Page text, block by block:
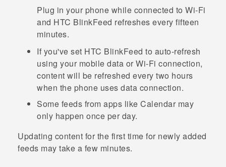
Plug in your phone while connected to Wi‍-Fi
and HTC BlinkFeed refreshes every fifteen
minutes.
If you've set HTC BlinkFeed to auto-refresh
using your mobile data or Wi‍-Fi connection,
content will be refreshed every two hours
when the phone uses data connection.
Some feeds from apps like Calendar may
only happen once per day.
Updating content for the first time for newly added
feeds may take a few minutes.